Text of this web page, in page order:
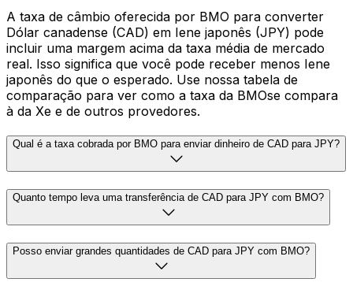
A taxa de câmbio oferecida por BMO para converter
Dólar canadense (CAD) em Iene japonês (JPY) pode
incluir uma margem acima da taxa média de mercado
real. Isso significa que você pode receber menos Iene
japonês do que o esperado. Use nossa tabela de
comparação para ver como a taxa da BMOse compara
à da Xe e de outros provedores.
Qual é a taxa cobrada por BMO para enviar dinheiro de CAD para JPY?
Quanto tempo leva uma transferência de CAD para JPY com BMO?
Posso enviar grandes quantidades de CAD para JPY com BMO?